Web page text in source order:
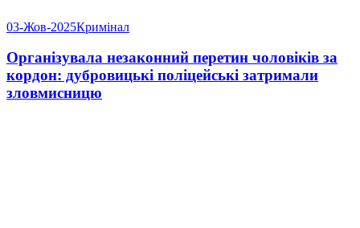
03-Жов-2025Кримінал
Організувала незаконний перетин чоловіків за
кордон: дубровицькі поліцейські затримали
зловмисницю